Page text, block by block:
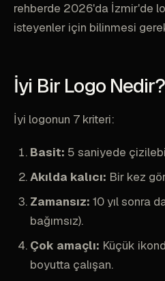
rehberde 2026'da İzmir'de
isteyenler için bilinmesi
İyi Bir Logo Nedir?
İyi logonun 7 kriteri:
Basit: 5 saniyede
Akılda kalıcı: Bir kez
Zamansız: 10 yıl sonra
bağımsız).
Çok amaçlı: Küçük
boyutta çalışan.